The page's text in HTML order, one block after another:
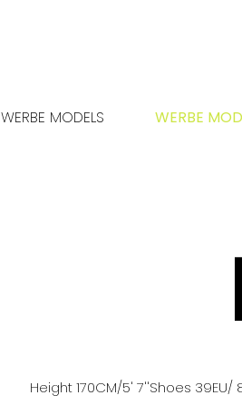
WERBE MODELS WERBE
Height170CM/5' 7''Shoes 39EU/